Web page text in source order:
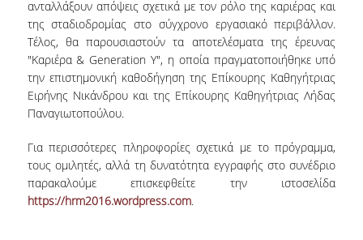
POSTDOCTORAL RESEARCHERS
UNDERGRADUATE STUDIES
CURRICULUM OF THE DEPARTMENT
PROGRAM COURSES
INTERNSHIP AND THESIS
ανταλλάξουν απόψεις σχετικά με τον ρόλο της καριέρας και
της σταδιοδρομίας στο σύγχρονο εργασιακό περιβάλλον.
Τέλος, θα παρουσιαστούν τα αποτελέσματα της έρευνας
"Καριέρα & Generation Y", η οποία πραγματοποιήθηκε υπό
την επιστημονική καθοδήγηση της Επίκουρης Καθηγήτριας
Ειρήνης Νικάνδρου και της Επίκουρης Καθηγήτριας Λήδας
Παναγιωτοπούλου.
Για περισσότερες πληροφορίες σχετικά με το πρόγραμμα,
τους ομιλητές, αλλά τη δυνατότητα εγγραφής στο συνέδριο
παρακαλούμε επισκεφθείτε την ιστοσελίδα
https://hrm2016.wordpress.com.